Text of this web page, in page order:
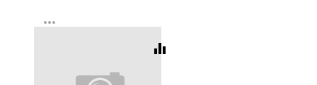
Регистрация
more_horiz
equalizer